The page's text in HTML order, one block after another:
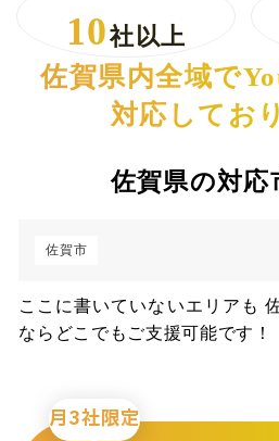
10社以上
佐賀県内全域で
対応してお
佐賀県の対応
佐賀市
ここに書いていないエリアも
ならどこでもご支援可能です！
月3社限定